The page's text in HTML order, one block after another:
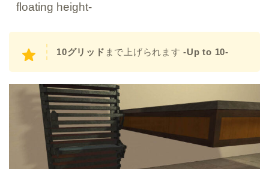
floating height-
10グリッド まで上げられます-Up to 10-